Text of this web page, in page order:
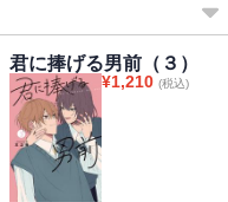
君に捧げる男前（３）
¥1,210 (税込)